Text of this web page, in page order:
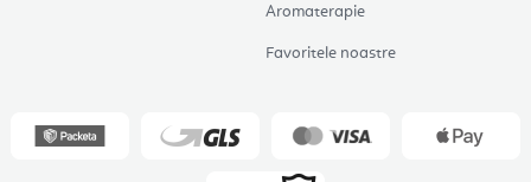
Aromaterapie
Favoritele noastre